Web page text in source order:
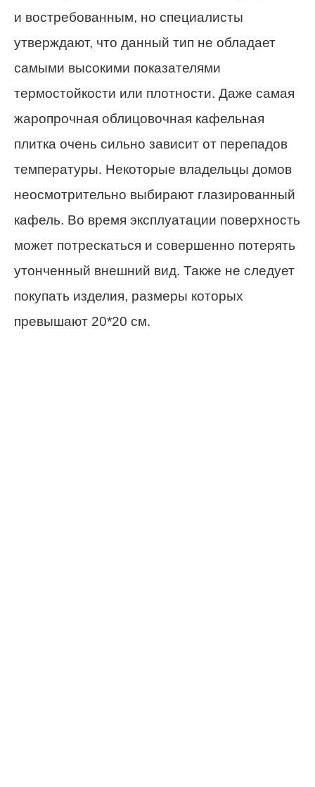
и востребованным, но специалисты
утверждают, что данный тип не обладает
самыми высокими показателями
термостойкости или плотности. Даже самая
жаропрочная облицовочная кафельная
плитка очень сильно зависит от перепадов
температуры. Некоторые владельцы домов
неосмотрительно выбирают глазированный
кафель. Во время эксплуатации поверхность
может потрескаться и совершенно потерять
утонченный внешний вид. Также не следует
покупать изделия, размеры которых
превышают 20*20 см.